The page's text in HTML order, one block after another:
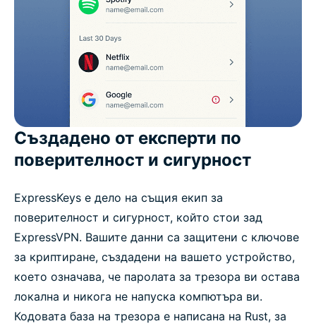
Създадено от експерти по
поверителност и сигурност
ExpressKeys е дело на същия екип за
поверителност и сигурност, който стои зад
ExpressVPN. Вашите данни са защитени с ключове
за криптиране, създадени на вашето устройство,
което означава, че паролата за трезора ви остава
локална и никога не напуска компютъра ви.
Кодовата база на трезора е написана на Rust, за